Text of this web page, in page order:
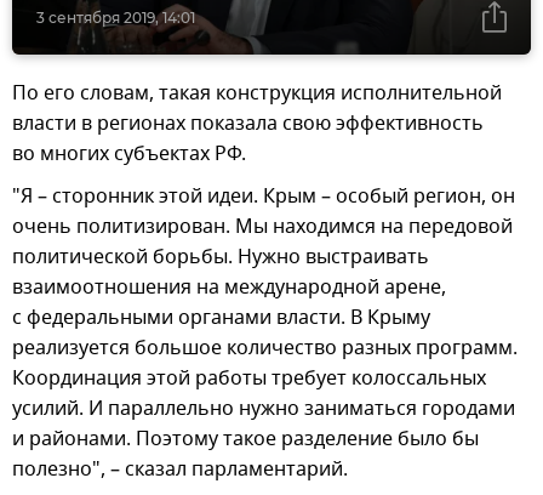
3 сентября 2019, 14:01
По его словам, такая конструкция исполнительной
власти в регионах показала свою эффективность
во многих субъектах РФ.
"Я – сторонник этой идеи. Крым – особый регион, он
очень политизирован. Мы находимся на передовой
политической борьбы. Нужно выстраивать
взаимоотношения на международной арене,
с федеральными органами власти. В Крыму
реализуется большое количество разных программ.
Координация этой работы требует колоссальных
усилий. И параллельно нужно заниматься городами
и районами. Поэтому такое разделение было бы
полезно", – сказал парламентарий.